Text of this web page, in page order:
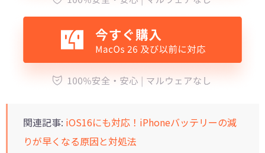
関連記事: iOS16にも対応！iPhoneバッテリーの減
りが早くなる原因と対処法